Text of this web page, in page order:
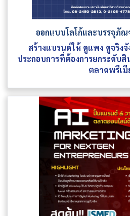
ออกแบบโลโก้และบรรจุภัณ
สร้างแบรนด์ให้ ดูแพง ดูจริง
ประกอบการที่ต้องการยกระดับ
ตลาดพรีเ